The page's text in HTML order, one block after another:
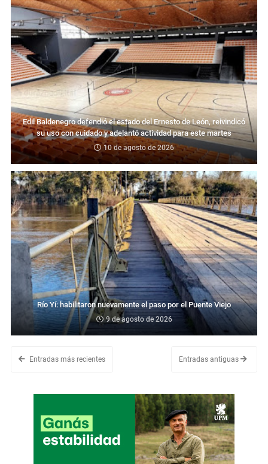
Edil Baldenegro defendió el estado del Ernesto de León, reivindicó
su uso con cuidado y adelantó actividad para este martes
10 de agosto de 2026
Río Yí: habilitaron nuevamente el paso por el Puente Viejo
9 de agosto de 2026
Entradas más recientes Entradas antiguas